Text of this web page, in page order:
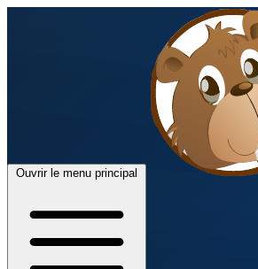
Ouvrir le menu principal